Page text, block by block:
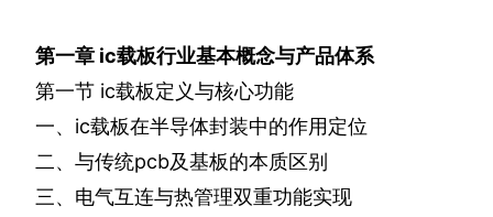
第一章 ic载板行业基本概念与产品体系
第一节 ic载板定义与核心功能
一、 ic载板在半导体封装中的作用定位
二、与传统pcb及基板的本质区别
三、电气互连与热管理双重功能实现